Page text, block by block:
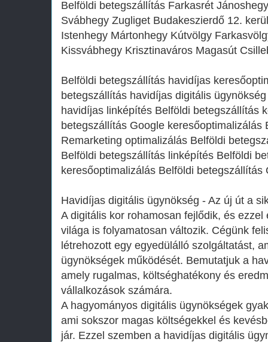
Belföldi betegszállítás Farkasrét
Svábhegy Zugliget Budakeszierdő 12.
Istenhegy Mártonhegy Kútvölgy
Kissvábhegy Krisztinaváros Magasút
Belföldi betegszállítás havidíjas
betegszállítás havidíjas digitális
havidíjas linképítés Belföldi betegszállítás
betegszállítás Google keresőoptimalizálás
Remarketing optimalizálás Belföldi
Belföldi betegszállítás linképítés Belföldi
keresőoptimalizálás Belföldi betegszállítás
Havidíjas digitális ügynökség - Az új út a
A digitális kor rohamosan fejlődik, és
világa is folyamatosan változik. Cégünk
létrehozott egy egyedülálló szolgáltatást,
ügynökségek működését. Bemutatjuk a
amely rugalmas, költséghatékony és
vállalkozások számára.
A hagyományos digitális ügynökségek
ami sokszor magas költségekkel és
jár. Ezzel szemben a havidíjas digitális